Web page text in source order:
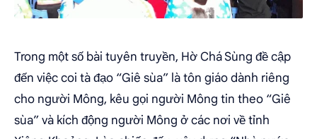
Trong một số bài tuyên truyền, Hờ Chá Sùng đề cập
đến việc coi tà đạo “Giê sùa” là tôn giáo dành riêng
cho người Mông, kêu gọi người Mông tin theo “Giê
sùa” và kích động người Mông ở các nơi về tỉnh